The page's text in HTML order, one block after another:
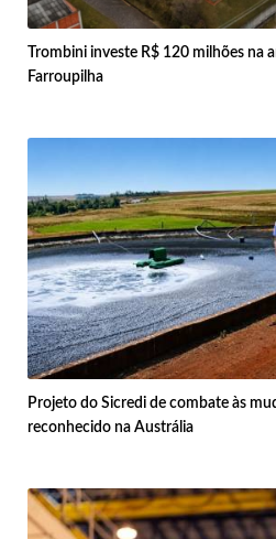
Trombini investe R$ 120 milhões na
Farroupilha
Projeto do Sicredi de combate às
reconhecido na Austrália